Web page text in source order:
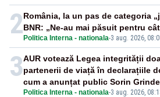
2Politica Interna - nationala-3 aug. 2026,
România, la un pas de categoria
BNR: „Ne-au mai păsuit pentru
3
Politica Interna - nationala-3 aug. 2026,
AUR votează Legea integrității
partenerii de viață în declarațiile
cum a anunțat public Sorin
incompatibil sau în conflict de